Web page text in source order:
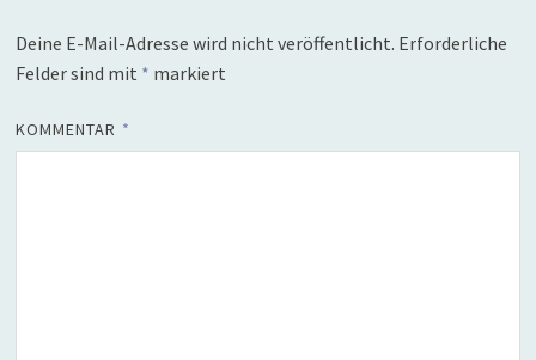
Deine E-Mail-Adresse wird nicht veröffentlicht. Erforderliche
Felder sind mit * markiert
KOMMENTAR *